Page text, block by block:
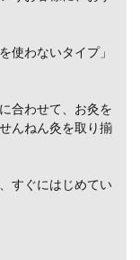
使わないタイプ」
合わせて、お灸を
んねん灸を取り揃
すぐにはじめてい